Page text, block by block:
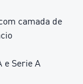
camada de
e Serie A